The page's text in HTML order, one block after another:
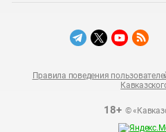
18+©
Правила поведения